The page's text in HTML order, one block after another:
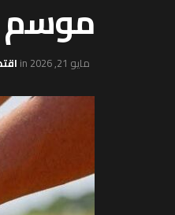
موسم
مايو 21, 2026 in